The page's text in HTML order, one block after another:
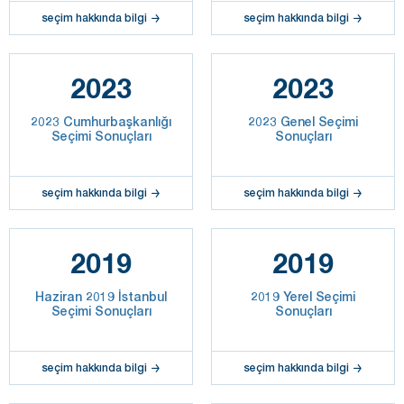
seçim hakkında bilgi seçim hakkında bilgi
2023
2023 Cumhurbaşkanlığı
Seçimi Sonuçları
seçim hakkında bilgi
2023
2023 Genel Seçimi
Sonuçları
seçim hakkında bilgi
2019
Haziran 2019 İstanbul
Seçimi Sonuçları
seçim hakkında bilgi
2019
2019 Yerel Seçimi
Sonuçları
seçim hakkında bilgi